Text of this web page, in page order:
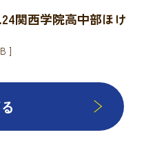
関西学院高中部ほけ
]